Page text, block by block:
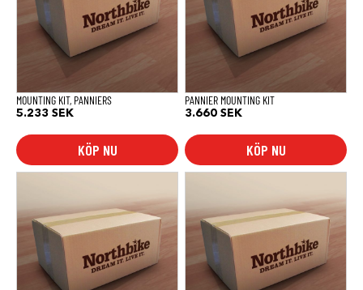
MOUNTING KIT, PANNIERS
5.233 SEK
KÖP NU
PANNIER MOUNTING KIT
3.660 SEK
KÖP NU